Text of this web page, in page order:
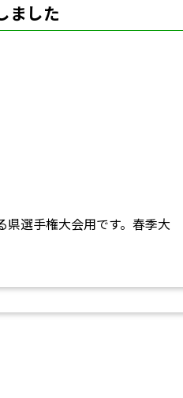
ました
選手権大会用です。春季大